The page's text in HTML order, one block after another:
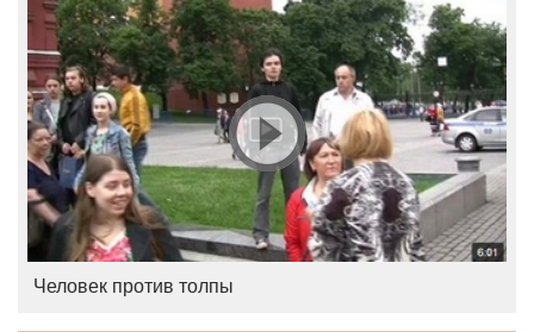
Человек против толпы